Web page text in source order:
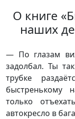
О книге
наших
— По глазам
задолбал. Ты
трубке
быстренькому
только
автокресло в